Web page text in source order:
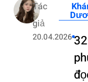
Tác
giả
20.04.202632